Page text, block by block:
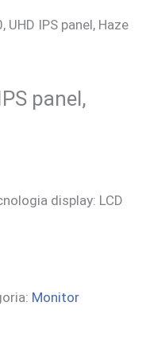
IPS panel, Haze
panel,
display: LCD
Monitor